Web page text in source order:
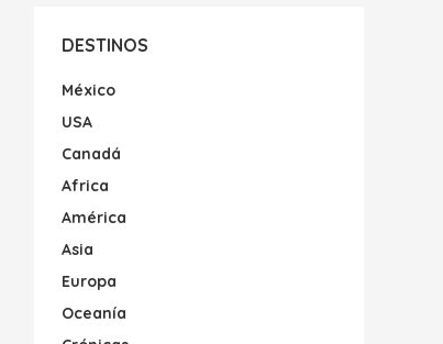
DESTINOS
México
USA
Canadá
Africa
América
Asia
Europa
Oceanía